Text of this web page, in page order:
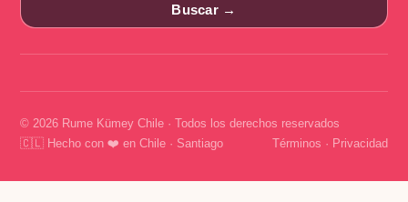
Buscar →
© 2026 Rume Kümey Chile · Todos los derechos reservados
🇨🇱 Hecho con ❤️ en Chile · Santiago
Términos · Privacidad